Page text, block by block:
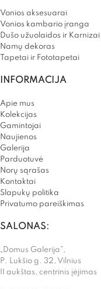
Vonios aksesuarai
Vonios kambario įranga
Dušo užuolaidos ir Karnizai
Namų dekoras
Tapetai ir Fototapetai
INFORMACIJA
Apie mus
Kolekcijas
Gamintojai
Naujienos
Galerija
Parduotuvė
Norų sąrašas
Kontaktai
Slapukų politika
Privatumo pareiškimas
SALONAS:
„Domus Galerija”,
P. Lukšio g. 32, Vilnius
II aukštas, centrinis įėjimas